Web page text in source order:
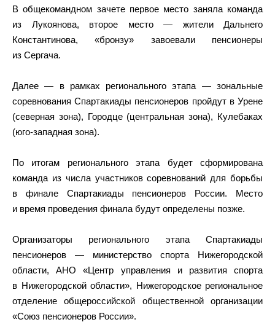
В общекомандном зачете первое место заняла команда
из Лукоянова, второе место — жители Дальнего
Константинова, «бронзу» завоевали пенсионеры
из Сергача.
Далее — в рамках регионального этапа — зональные
соревнования Спартакиады пенсионеров пройдут в Урене
(северная зона), Городце (центральная зона), Кулебаках
(юго-западная зона).
По итогам регионального этапа будет сформирована
команда из числа участников соревнований для борьбы
в финале Спартакиады пенсионеров России. Место
и время проведения финала будут определены позже.
Организаторы регионального этапа Спартакиады
пенсионеров — министерство спорта Нижегородской
области, АНО «Центр управления и развития спорта
в Нижегородской области», Нижегородское региональное
отделение общероссийской общественной организации
«Союз пенсионеров России».